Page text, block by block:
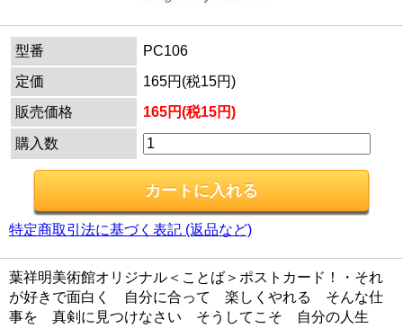
型番
PC106
定価
165円(税15円)
販売価格
165円(税15円)
購入数
特定商取引法に基づく表記 (返品など)
葉祥明美術館オリジナル＜ことば＞ポストカード！・それ
が好きで面白く 自分に合って 楽しくやれる そんな仕
事を 真剣に見つけなさい そうしてこそ 自分の人生